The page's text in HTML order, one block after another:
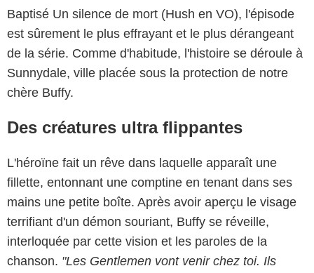
Baptisé Un silence de mort (Hush en VO), l'épisode
est sûrement le plus effrayant et le plus dérangeant
de la série. Comme d'habitude, l'histoire se déroule à
Sunnydale, ville placée sous la protection de notre
chère Buffy.
Des créatures ultra flippantes
L'héroïne fait un rêve dans laquelle apparaît une
fillette, entonnant une comptine en tenant dans ses
mains une petite boîte. Après avoir aperçu le visage
terrifiant d'un démon souriant, Buffy se réveille,
interloquée par cette vision et les paroles de la
chanson. "Les Gentlemen vont venir chez toi. Ils